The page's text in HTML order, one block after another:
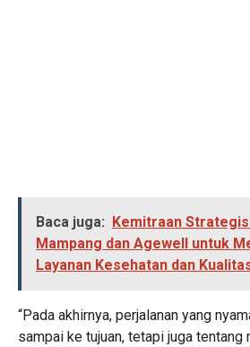
Baca juga:
Kemitraan
Mampang dan Agewell untuk
Layanan Kesehatan dan
“Pada akhirnya, perjalanan yang
sampai ke tujuan, tetapi juga